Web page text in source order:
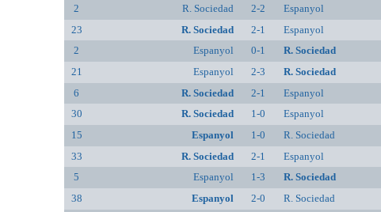
2
R. Sociedad 2-2 Espanyol
23
R. Sociedad 2-1 Espanyol
2
Espanyol 0-1 R. Sociedad
21
Espanyol 2-3 R. Sociedad
6
R. Sociedad 2-1 Espanyol
30
R. Sociedad 1-0 Espanyol
15
Espanyol 1-0 R. Sociedad
33
R. Sociedad 2-1 Espanyol
5
Espanyol 1-3 R. Sociedad
38
Espanyol 2-0 R. Sociedad